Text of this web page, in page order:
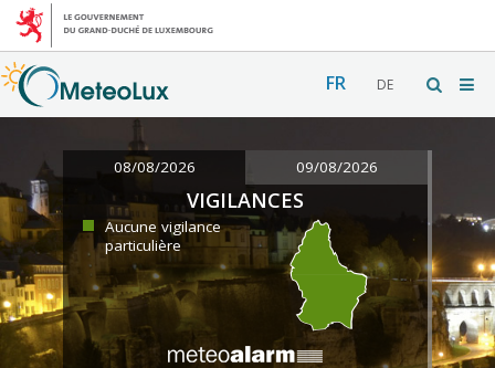
FR DE
08/08/2026 09/08/2026
VIGILANCES
Aucune vigilance
particulière